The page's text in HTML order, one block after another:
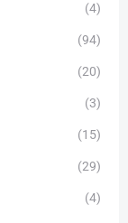
(4)
(94)
(20)
(3)
(15)
(29)
(4)